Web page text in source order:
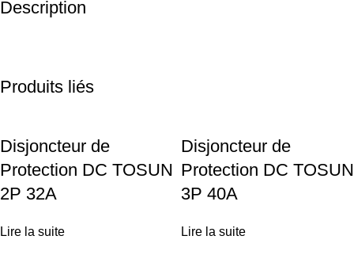
Description
Produits liés
Disjoncteur de
Protection DC TOSUN
2P 32A
Lire la suite
Disjoncteur de
Protection DC TOSUN
3P 40A
Lire la suite